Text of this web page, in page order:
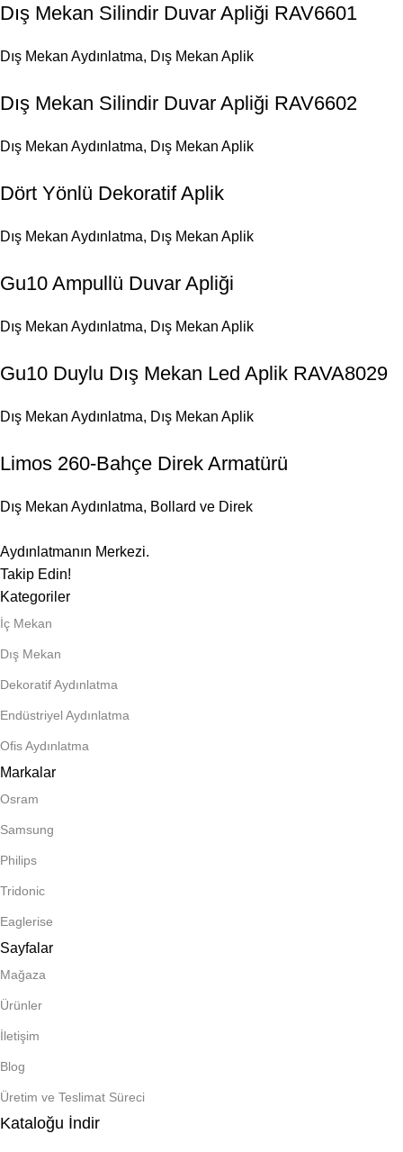
Dış Mekan Silindir Duvar Apliği RAV6601
Dış Mekan Aydınlatma, Dış Mekan Aplik
Dış Mekan Silindir Duvar Apliği RAV6602
Dış Mekan Aydınlatma, Dış Mekan Aplik
Dört Yönlü Dekoratif Aplik
Dış Mekan Aydınlatma, Dış Mekan Aplik
Gu10 Ampullü Duvar Apliği
Dış Mekan Aydınlatma, Dış Mekan Aplik
Gu10 Duylu Dış Mekan Led Aplik RAVA8029
Dış Mekan Aydınlatma, Dış Mekan Aplik
Limos 260-Bahçe Direk Armatürü
Dış Mekan Aydınlatma, Bollard ve Direk
Aydınlatmanın Merkezi.
Takip Edin!
Kategoriler
İç Mekan
Dış Mekan
Dekoratif Aydınlatma
Endüstriyel Aydınlatma
Ofis Aydınlatma
Markalar
Osram
Samsung
Philips
Tridonic
Eaglerise
Sayfalar
Mağaza
Ürünler
İletişim
Blog
Üretim ve Teslimat Süreci
Kataloğu İndir